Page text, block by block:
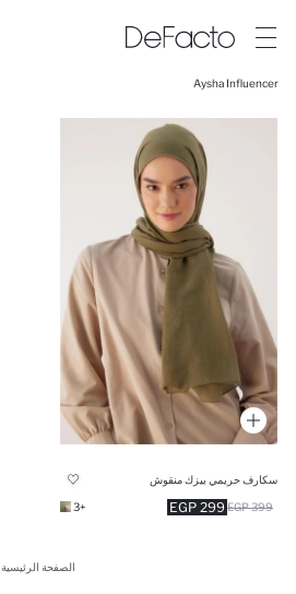
Aysha Influencer
سكارف حريمي بيزك منقوش
299 EGP 399 EGP
+3
الصفحة الرئيسية